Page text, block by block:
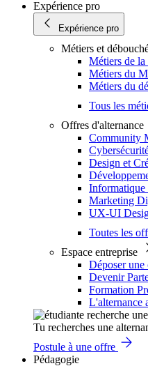
Expérience pro
Expérience pro
Métiers et
Métiers de
Métiers du
Métiers du
Tous les
Offres d'alternance
Community
Design et
Informatique
Marketing
UX-UI
Toutes les
Espace entreprise
Déposer
Devenir
Formation
L'alternance
Tu recherches une
Postule à une offre
Pédagogie